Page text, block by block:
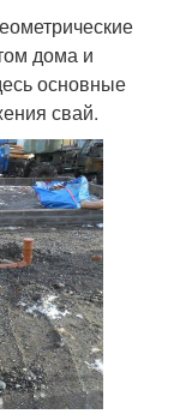
дома и
основные
свай.